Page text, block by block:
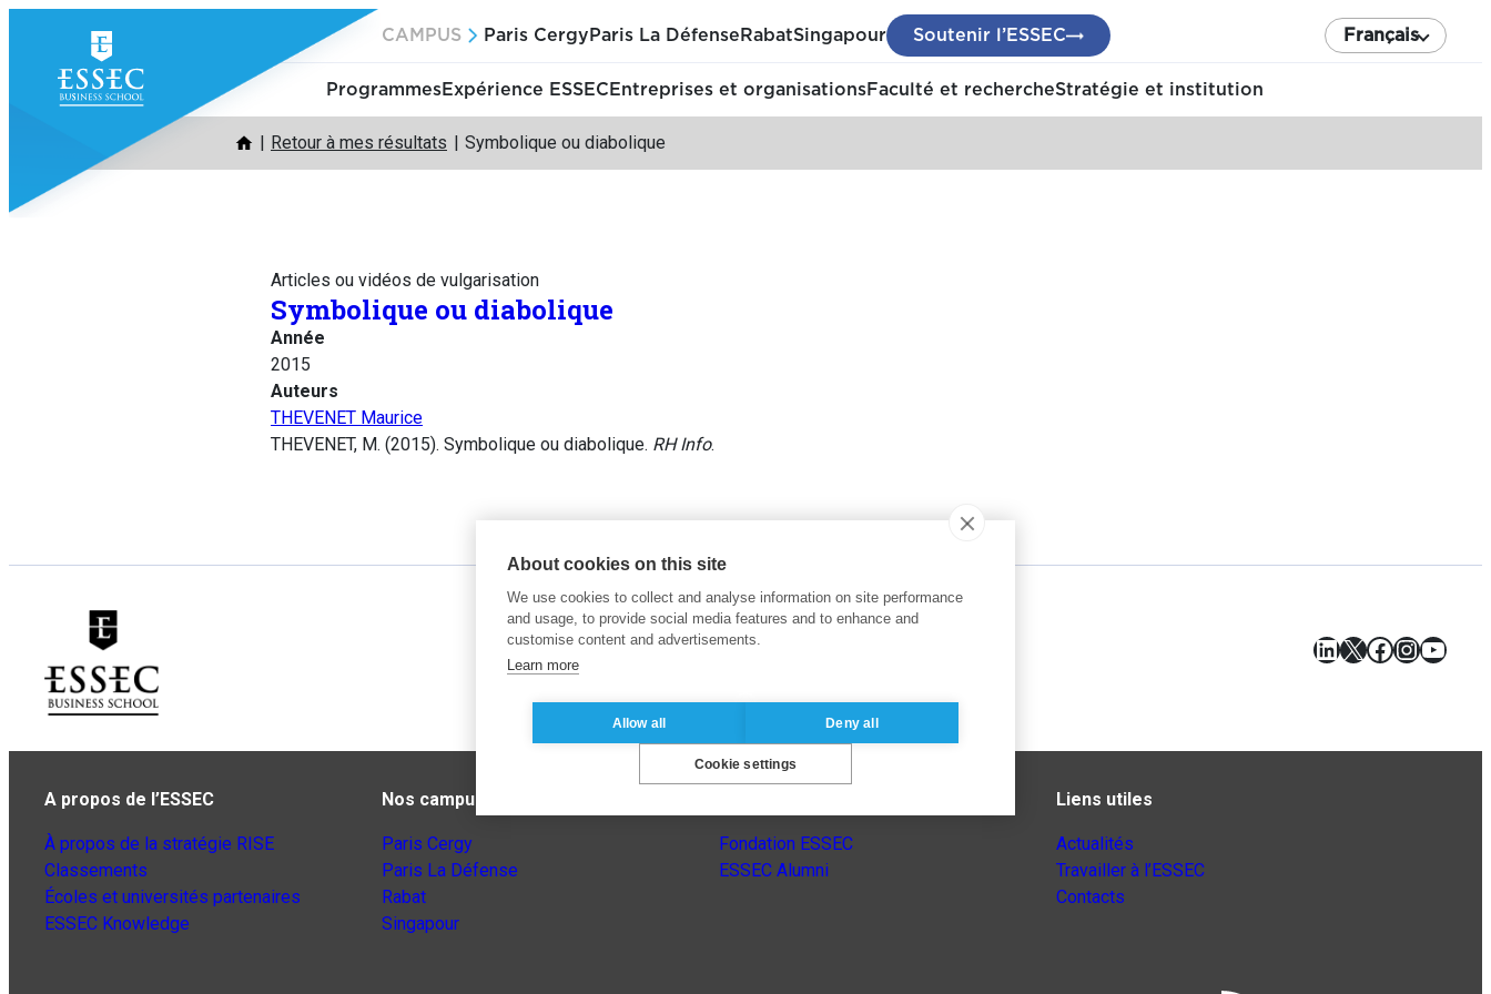
contenu
CAMPUS Paris Cergy Paris La Défense RabatSingapour Soutenir l’ESSEC Français
ProgrammesExpérience ESSEC Entreprises et organisationsFaculté et rechercheStratégie et institution
Retour à mes résultats Symbolique ou diabolique
Articles ou vidéos de vulgarisation
Symbolique ou diabolique
Année
2015
Auteurs
THEVENET Maurice
THEVENET, M. (2015). Symbolique ou diabolique. RH Info.
LinkedIn
X Facebook
A propos de l’ESSEC
À propos de la stratégie RISE
Classements
Écoles et universités partenaires
ESSEC Knowledge
Nos campus
Paris Cergy
Paris La Défense
Rabat
Singapour
Fondation ESSEC
ESSEC Alumni
Liens utiles
Actualités
Travailler à l’ESSEC
Contacts
About cookies on this site
We use cookies to collect and analyse information on site performance
and usage, to provide social media features and to enhance and
customise content and advertisements.
Learn more
Allow all Deny all
Cookie settings